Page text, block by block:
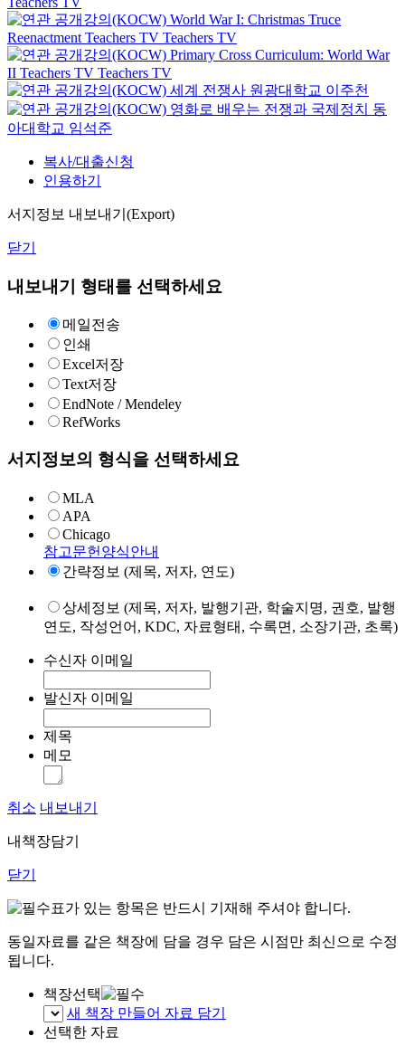
World War I: Christmas Truce
Reenactment Teachers TV Teachers TV
Primary Cross Curriculum: World War
II Teachers TV Teachers TV
세계 전쟁사 원광대학교 이주천
영화로 배우는 전쟁과 국제정치
동
아대학교 임석준
복사/대출신청
인용하기
서지정보 내보내기(Export)
닫기
내보내기 형태를 선택하세요
메일전송
인쇄
Excel저장
Text저장
EndNote / Mendeley
RefWorks
서지정보의 형식을 선택하세요
MLA
APA
Chicago
참고문헌양식안내
간략정보 (제목, 저자, 연도)
상세정보 (제목, 저자, 발행기관, 학술지명, 권호, 발행
연도, 작성언어, KDC, 자료형태, 수록면, 소장기관, 초록)
수신자 이메일
발신자 이메일
제목
메모
취소 내보내기
내책장담기
닫기
표가 있는 항목은 반드시 기재해 주셔야 합니다.
동일자료를 같은 책장에 담을 경우 담은 시점만 최신으로 수정
됩니다.
책장선택
새 책장 만들어 자료 담기
선택한 자료